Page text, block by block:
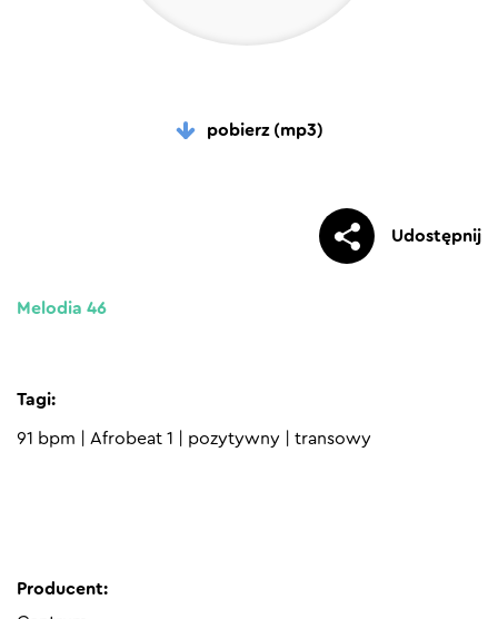
pobierz (mp3)
Udostępnij
Melodia 46
Tagi:
91 bpm Afrobeat 1 pozytywny transowy
Producent: